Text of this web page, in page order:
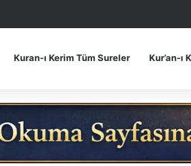
Kuran-ı Kerim Tüm Sureler Kur’an-ı